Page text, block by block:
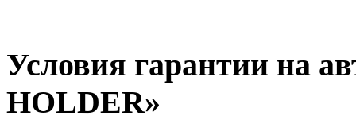
Условия гарантии на
HOLDER»